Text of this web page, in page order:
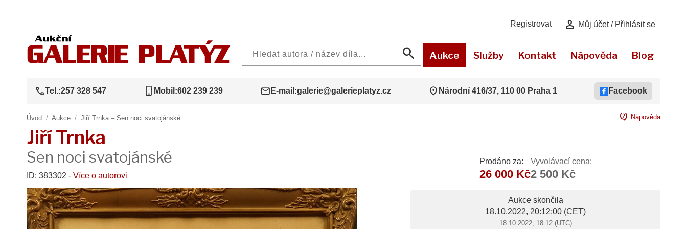
Registrovat person Můj účet / Přihlásit se
search Aukce Služby Kontakt Nápověda Blog
callTel.:257 328 547 phone_iphone Mobil:602 239 239 mail E-mail:galerie@galerieplatyz.cz location_on Národní 416/37, 110 00 Praha 1 Facebook
Úvod / Aukce / Jiří Trnka – Sen noci svatojánské contact_support Nápověda
Jiří Trnka
Sen noci svatojánské
ID: 383302 - Více o autorovi
Prodáno za:
26 000 Kč
Vyvolávací cena:
2 500 Kč
Aukce skončila
18.10.2022, 20:12:00 (CET)
18.10.2022, 18:12 (UTC)